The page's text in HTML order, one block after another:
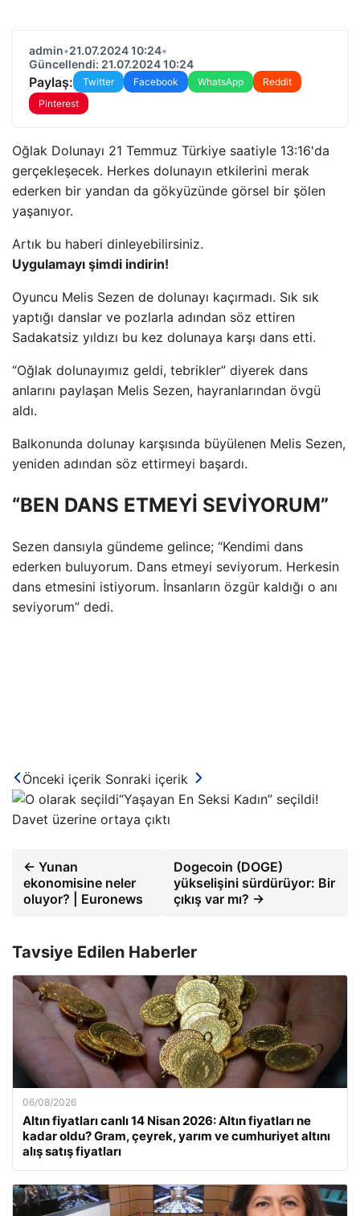
admin•21.07.2024 10:24•
Güncellendi: 21.07.2024 10:24
Paylaş: Twitter Facebook WhatsApp
Reddit
Pinterest
Oğlak Dolunayı 21 Temmuz Türkiye saatiyle 13:16'da
gerçekleşecek. Herkes dolunayın etkilerini merak
ederken bir yandan da gökyüzünde görsel bir şölen
yaşanıyor.
Artık bu haberi dinleyebilirsiniz.
Uygulamayı şimdi indirin!
Oyuncu Melis Sezen de dolunayı kaçırmadı. Sık sık
yaptığı danslar ve pozlarla adından söz ettiren
Sadakatsiz yıldızı bu kez dolunaya karşı dans etti.
“Oğlak dolunayımız geldi, tebrikler” diyerek dans
anlarını paylaşan Melis Sezen, hayranlarından övgü
aldı.
Balkonunda dolunay karşısında büyülenen Melis Sezen,
yeniden adından söz ettirmeyi başardı.
“BEN DANS ETMEYİ SEVİYORUM”
Sezen dansıyla gündeme gelince; “Kendimi dans
ederken buluyorum. Dans etmeyi seviyorum. Herkesin
dans etmesini istiyorum. İnsanların özgür kaldığı o anı
seviyorum” dedi.
Önceki içerik Sonraki içerik
“Yaşayan En Seksi Kadın” seçildi!
Davet üzerine ortaya çıktı
← Yunan
ekonomisine neler
oluyor? | Euronews
Dogecoin (DOGE)
yükselişini sürdürüyor: Bir
çıkış var mı? →
Tavsiye Edilen Haberler
06/08/2026
Altın fiyatları canlı 14 Nisan 2026: Altın fiyatları ne
kadar oldu? Gram, çeyrek, yarım ve cumhuriyet altını
alış satış fiyatları